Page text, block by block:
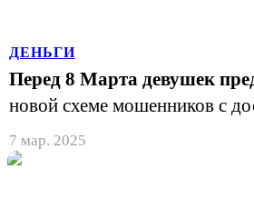
ДЕНЬГИ
Перед 8 Марта девушек
новой схеме мошенников с
7 мар. 2025